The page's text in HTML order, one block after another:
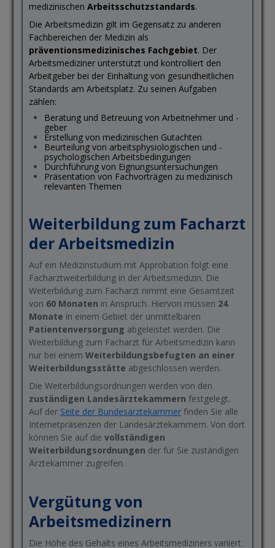
medizinischenArbeitsschutzstandards.
Die Arbeitsmedizin gilt im Gegensatz zu anderen
Fachbereichen der Medizin als
präventionsmedizinisches Fachgebiet. Der
Arbeitsmediziner unterstützt und kontrolliert den
Arbeitgeber bei der Einhaltung von gesundheitlichen
Standards am Arbeitsplatz. Zu seinen Aufgaben
zählen:
Beratung und Betreuung von Arbeitnehmer und -
geber
Erstellung von medizinischen Gutachten
Beurteilung von arbeitsphysiologischen und -
psychologischen Arbeitsbedingungen
Durchführung von Eignungsuntersuchungen
Präsentation von Fachvorträgen zu medizinisch
relevanten Themen
Weiterbildung zum Facharzt
der Arbeitsmedizin
Auf ein Medizinstudium mit Approbation folgt eine
Facharztweiterbildung in der Arbeitsmedizin. Die
Weiterbildung zum Facharzt nimmt eine Gesamtzeit
von 60 Monaten in Anspruch. Hiervon müssen 24
Monate in einem Gebiet der unmittelbaren
Patientenversorgung abgeleistet werden. Die
Weiterbildung zum Facharzt für Arbeitsmedizin kann
nur bei einemWeiterbildungsbefugten an einer
Weiterbildungsstätte abgeschlossen werden.
Die Weiterbildungsordnungen werden von den
zuständigen Landesärztekammern festgelegt.
Auf der Seite der Bundesärztekammer finden Sie alle
Internetpräsenzen der Landesärztekammern. Von dort
können Sie auf dievollständigen
Weiterbildungsordnungen der für Sie zuständigen
Ärztekammer zugreifen.
Vergütung von
Arbeitsmedizinern
Die Höhe des Gehalts eines Arbeitsmediziners variiert.